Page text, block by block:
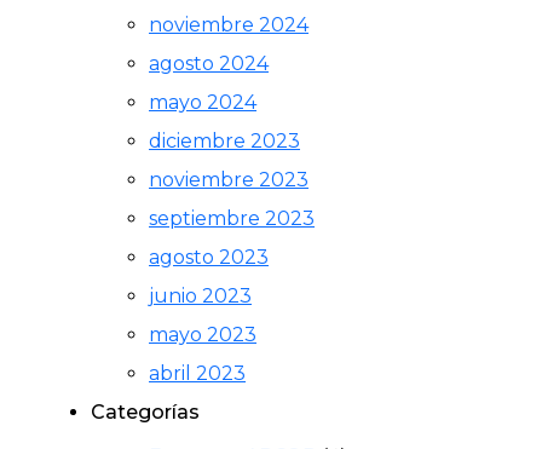
noviembre 2024
agosto 2024
mayo 2024
diciembre 2023
noviembre 2023
septiembre 2023
agosto 2023
junio 2023
mayo 2023
abril 2023
Categorías